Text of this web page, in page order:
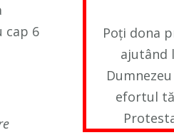
cap 6
Poți dona
ajutând
efortul